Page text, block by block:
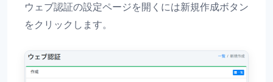
ウェブ認証の設定ページを開くには新規作成ボタン
をクリックします。